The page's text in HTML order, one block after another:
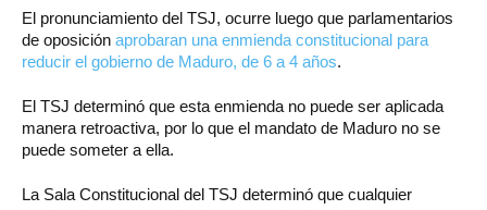
El pronunciamiento del TSJ, ocurre luego que parlamentarios
de oposición aprobaran una enmienda constitucional para
reducir el gobierno de Maduro, de 6 a 4 años.
El TSJ determinó que esta enmienda no puede ser aplicada
manera retroactiva, por lo que el mandato de Maduro no se
puede someter a ella.
La Sala Constitucional del TSJ determinó que cualquier